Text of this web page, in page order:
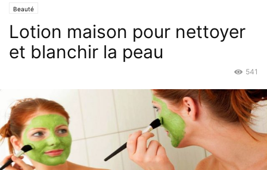
Beauté
Lotion maison pour nettoyer
et blanchir la peau
541